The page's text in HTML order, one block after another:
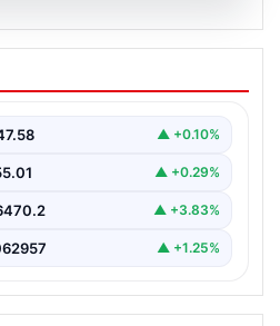
ilk! Emlak Konut
kendi
▲ +0.10%
▲ +0.29%
▲ +3.83%
▲ +1.25%